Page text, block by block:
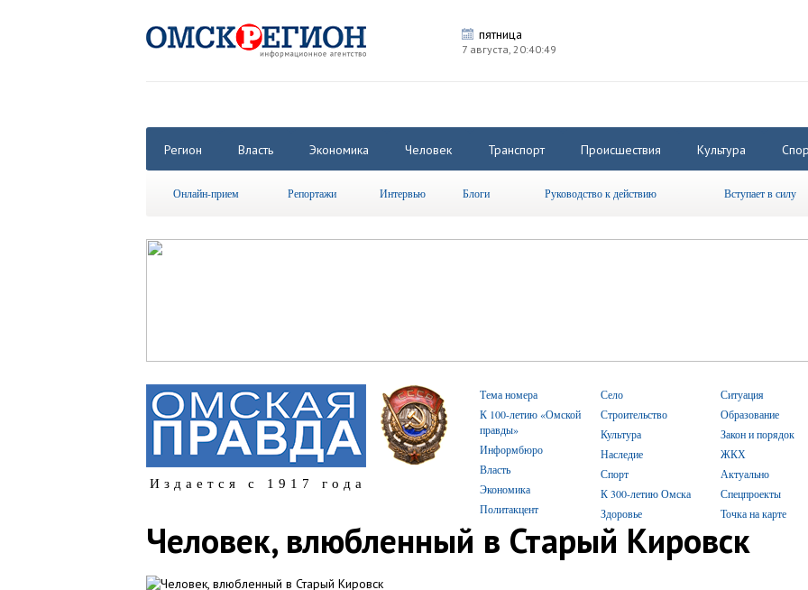
пятница
7 августа, 20:40:50
Регион Власть Экономика Человек Транспорт Происшествия Культура
Онлайн-прием Репортажи Интервью Блоги Руководство к действию Вступает в силу
Тема номера
К 100-летию «Омской
правды»
Информбюро
Власть
Экономика
Политакцент
Село
Строительство
Культура
Наследие
Спорт
К 300-летию Омска
Здоровье
Ситуация
Образование
Закон и порядок
ЖКХ
Актуально
Спецпроекты
Точка на карте
Издается с 1917 года
Человек, влюбленный в Старый Кировск